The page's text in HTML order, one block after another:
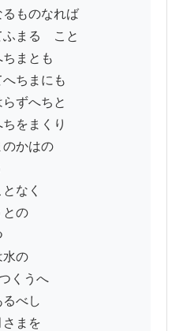
ものなれば
まるゝこと
まとも
ちまにも
ずへちと
をまくり
のかはの
なく
との
水の
くうへ
べし
まを